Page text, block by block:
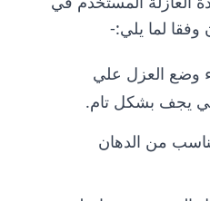
وفقا لما يلي:-
وضع العزل علي
يجف بشكل تام.
من الدهان